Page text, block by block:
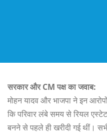
सरकार और CM पक्ष का जवाब:
मोहन यादव और भाजपा ने इन
कि परिवार लंबे समय से रियल
बनने से पहले ही खरीदी गई थीं।